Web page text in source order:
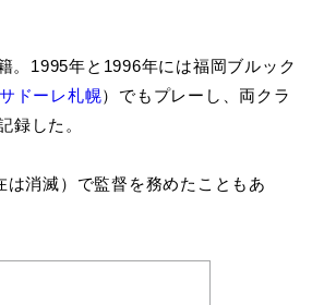
1995年と1996年には福岡ブルック
ドーレ札幌）でもプレーし、両クラ
録した。
消滅）で監督を務めたこともあ